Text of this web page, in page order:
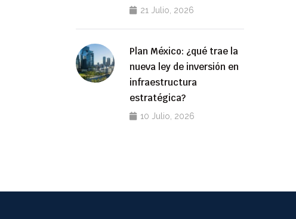
21 Julio, 2026
Plan México: ¿qué trae la
nueva ley de inversión en
infraestructura
estratégica?
10 Julio, 2026